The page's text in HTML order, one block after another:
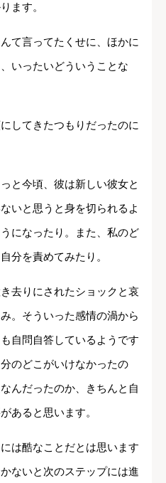
ます。
て言ってたくせに、ほかに
いったいどういうことな
してきたつもりだったのに
と今頃、彼は新しい彼女と
いと思うと身を切られるよ
になったり。また、私のど
分を責めてみたり。
去りにされたショックと哀
。そういった感情の渦から
自問自答しているようです
のどこがいけなかったの
んだったのか、きちんと自
あると思います。
は酷なことだとは思います
ないと次のステップには進